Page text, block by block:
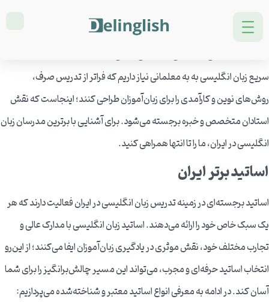
است. این ابزار نه‌تنها برای ارتباط با جهانیان کاربرد دارد؛ بلکه دریچه‌ای به روی
فرصت‌های شغلی، تحصیلی و فرهنگی باز می‌کند. برای آموزش موثر و یادگیری
سریع زبان انگلیسی به به معلمانی نیاز داریم که فراتر از تدریس صرف،
روش‌های نوین و کارآمدی را برای زبان‌آموزان طراحی کنند؛ اینجاست که نقش
استادان متخصص و خبره برجسته می‌شود. برای آشنایی با برترین مدرسان زبان
انگلیسی در ایران، ما را تا انتها همراهی کنید.
اساتید برتر ایران
اساتید برجسته‌ای در زمینه تدریس زبان انگلیسی در ایران فعالیت دارند که هر
یک سبک خاص خود را ارائه می‌دهند. اساتید زبان انگلیسی با مدارک عالی و
تجارب مختلف خود، نقش موثری در یادگیری زبان‌آموزان ایفا می‌کنند؛ از این‌رو
انتخاب اساتید حرفه‌ای و مجرب، می‌تواند این مسیر چالش‌برانگیز را برای شما
آسان کند. در ادامه به معرفی انواع اساتید معتبر و شناخته‌شده می‌پردازیم: